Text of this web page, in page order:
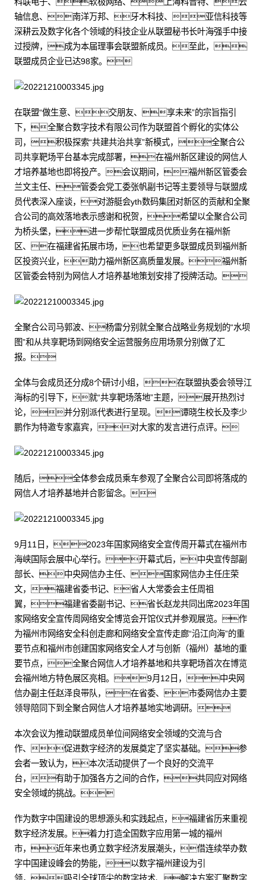
轴信息、南洋万邦、牙木科技、亚信科技等
深耕云及数字化各个领域的科技企业从联盟秘书长叶海强手中接
过授牌，成为本届理事会联盟新成员。至此，
联盟成员企业已达98家。
在联盟“做生意、交朋友、享未来”的宗旨指引
下，全聚合数字技术有限公司作为联盟首个孵化的实体公
司，积极探索“共建共治共享”新模式，全聚合公
司共享靶场平台基本完成部署，在福州新区建设的网信人
才培养基地也即将投产。会议期间，福州新区管委会
兰文主任、管委会党工委张帆副书记等主要领导与联盟成
员代表深入座谈，对游艇会yth数码集团对新区的贡献和全聚
合公司的高效落地表示感谢和祝贺，希望以全聚合公司
为桥头堡，进一步帮忙联盟成员优质业务在福州新
区、在福建省拓展市场，也希望更多联盟成员到福州新
区投资兴业，助力福州新区高质量发展。福州新
区管委会特别为网信人才培养基地策划安排了授牌活动。
全聚合公司马郭波、杨雷分别就全聚合战略业务规划的“水坝
图”和从共享靶场到网络安全运营服务应用场景分别做了汇
报。
全体与会成员还分成8个研讨小组，在联盟执委会领导江
海标的引导下，就“共享靶场落地”主题，展开热烈讨
论，并分别派代表进行呈现。谭晓生校长及李少
鹏作为特邀专家嘉宾，对大家的发言进行点评。
随后，全体参会成员乘车参观了全聚合公司即将落成的
网信人才培养基地并合影留念。
9月11日，2023年国家网络安全宣传周开幕式在福州市
海峡国际会展中心举行。开幕式后，中央宣传部副
部长、中央网信办主任、国家网信办主任庄荣
文，福建省委书记、省人大常委会主任周祖
翼，福建省委副书记、省长赵龙共同出席2023年国
家网络安全宣传周网络安全博览会开馆仪式并参观展览。作
为福州市网络安全科创走廊和网络安全宣传走廊“沿江向海”的重
要节点和福州市创建国家网络安全人才与创新（福州）基地的重
要节点，全聚合网信人才培养基地和共享靶场首次在博览
会福州地方特色展区亮相。9月12日，中央网
信办副主任赵泽良带队，在省委、市委网信办主要
领导陪同下到全聚合网信人才培养基地实地调研。
本次会议为推动联盟成员单位间网络安全领域的交流与合
作、促进数字经济的发展奠定了坚实基础。参
会者一致认为，本次活动提供了一个良好的交流平
台，有助于加强各方之间的合作，共同应对网络
安全领域的挑战。
作为数字中国建设的思想源头和实践起点，福建省历来重视
数字经济发展。着力打造全国数字应用第一城的福州
市，近年来也勇立数字经济发展潮头，借连续举办数
字中国建设峰会的势能，以数字福州建设为引